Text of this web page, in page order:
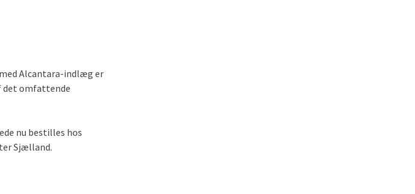
Alcantara-indlæg er
det omfattende
nu bestilles hos
Sjælland.